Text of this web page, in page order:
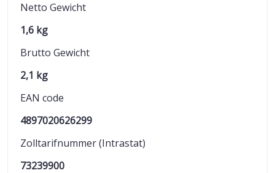
Netto Gewicht
1,6 kg
Brutto Gewicht
2,1 kg
EAN code
4897020626299
Zolltarifnummer (Intrastat)
73239900